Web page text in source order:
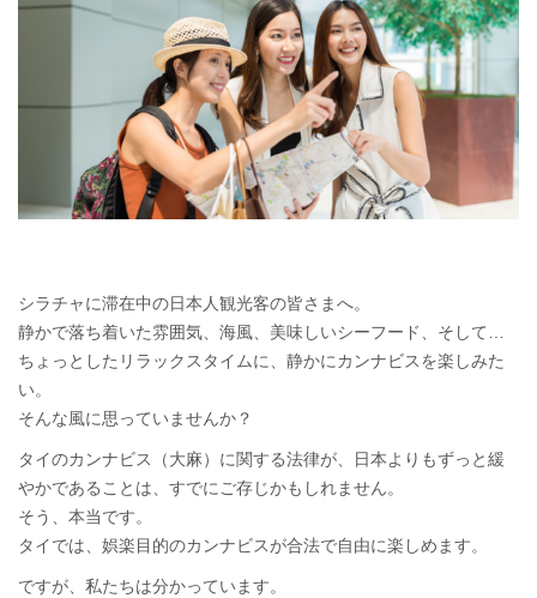
シラチャに滞在中の日本人観光客の皆さまへ。
静かで落ち着いた雰囲気、海風、美味しいシーフード、そして…
ちょっとしたリラックスタイムに、静かにカンナビスを楽しみた
い。
そんな風に思っていませんか？
タイのカンナビス（大麻）に関する法律が、日本よりもずっと緩
やかであることは、すでにご存じかもしれません。
そう、本当です。
タイでは、娯楽目的のカンナビスが合法で自由に楽しめます。
ですが、私たちは分かっています。